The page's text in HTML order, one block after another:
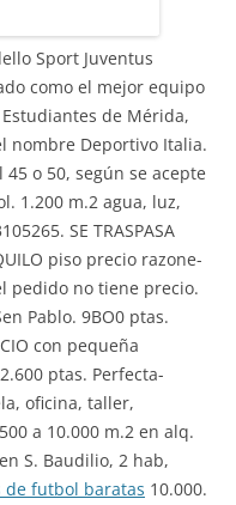
Sport Juventus
como el mejor equipo
de Mérida,
nombre Deportivo Italia.
o 50, según se acepte
1.200 m.2 agua, luz,
SE TRASPASA
piso precio razone-
pedido no tiene precio.
Pablo. 9BO0 ptas.
con pequeña
ptas. Perfecta-
oficina, taller,
a 10.000 m.2 en alq.
S. Baudilio, 2 hab,
de futbol baratas 10.000.